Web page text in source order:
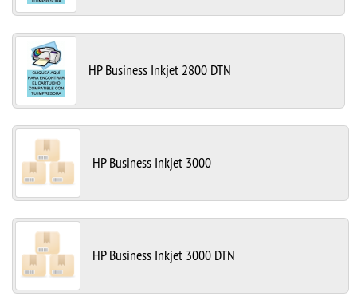
HP Business Inkjet 2800 DTN
HP Business Inkjet 3000
HP Business Inkjet 3000 DTN